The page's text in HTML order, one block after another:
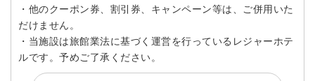
・他のクーポン券、割引券、キャンペーン等は、ご併用いた
だけません。
・当施設は旅館業法に基づく運営を行っているレジャーホテ
ルです。予めご了承ください。